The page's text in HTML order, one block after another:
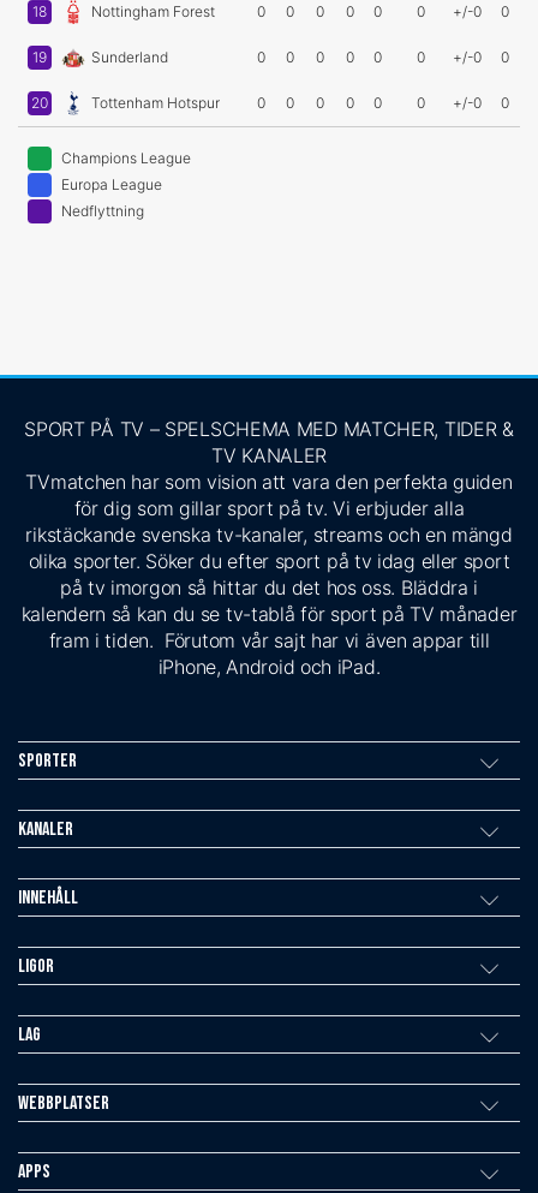
18 Nottingham Forest 0 0 0 0 0 0 +/-0 0
19 Sunderland 0 0 0 0 0 0 +/-0 0
20 Tottenham Hotspur 0 0 0 0 0 0 +/-0 0
Champions League
Europa League
Nedflyttning
SPORT PÅ TV – SPELSCHEMA MED MATCHER, TIDER &
TV KANALER
TVmatchen har som vision att vara den perfekta guiden
för dig som gillar sport på tv. Vi erbjuder alla
rikstäckande svenska tv-kanaler, streams och en mängd
olika sporter. Söker du efter sport på tv idag eller sport
på tv imorgon så hittar du det hos oss. Bläddra i
kalendern så kan du se tv-tablå för sport på TV månader
fram i tiden. Förutom vår sajt har vi även appar till
iPhone, Android och iPad.
Sporter
Kanaler
Innehåll
Ligor
Lag
Webbplatser
Apps